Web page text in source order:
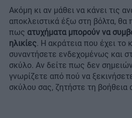
Ακόμη κι αν μάθει να κάνει τις
αποκλειστικά έξω στη βόλτα, θα
πως ατυχήματα μπορούν να
ηλικίες. Η ακράτεια που έχει το
συναντήσετε ενδεχομένως και
σκύλο. Αν δείτε πως δεν
γνωρίζετε από πού να
σκύλου σας, ζητήστε τη βοήθεια